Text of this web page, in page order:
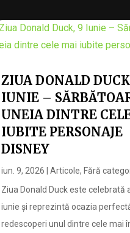
ZIUA DONALD
IUNIE –
UNEIA DINTRE
IUBITE PERSONAJE
DISNEY
iun. 9, 2026 | Articole, Fără
Ziua Donald Duck este celebrată
iunie și reprezintă ocazia
redescoperi unul dintre cele mai